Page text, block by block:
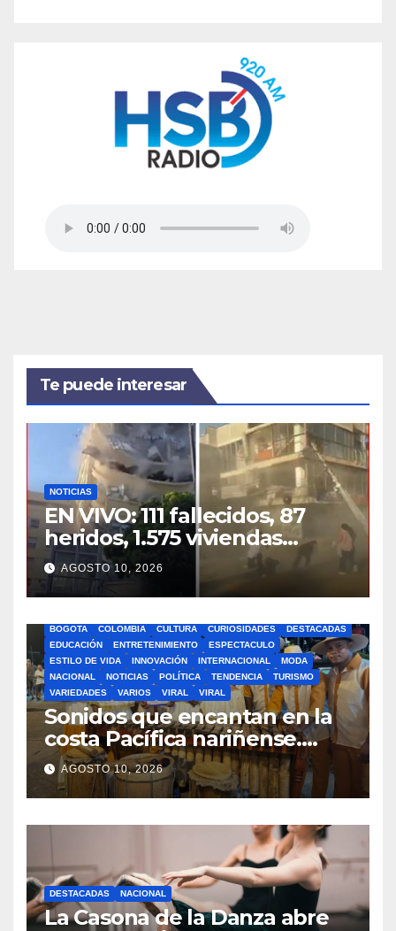
Te puede interesar
NOTICIAS
EN VIVO: 111 fallecidos, 87
heridos, 1.575 viviendas
averiadas, tras potente
terremoto en Colombia
AGOSTO 10, 2026
BOGOTA COLOMBIA CULTURA CURIOSIDADES
DESTACADAS
EDUCACIÓN
ENTRETENIMIENTO
ESPECTACULO
ESTILO DE VIDA
INNOVACIÓN INTERNACIONAL
MODA
NACIONAL
NOTICIAS POLÍTICA TENDENCIA
TURISMO
VARIEDADES
VARIOS VIRAL VIRAL
Sonidos que encantan en la
costa Pacífica nariñense.
‘Batea’ llega con el candente
sabor de la música tradicional
AGOSTO 10, 2026
DESTACADAS NACIONAL
La Casona de la Danza abre